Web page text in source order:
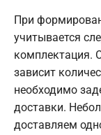
При
учитывается
комплектация.
зависит
необходимо
доставки.
доставляем